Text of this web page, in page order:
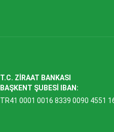
T.C. ZİRAAT BANKASI
BAŞKENT ŞUBESİ IBAN:
TR41 0001 0016 8339 0090 4551